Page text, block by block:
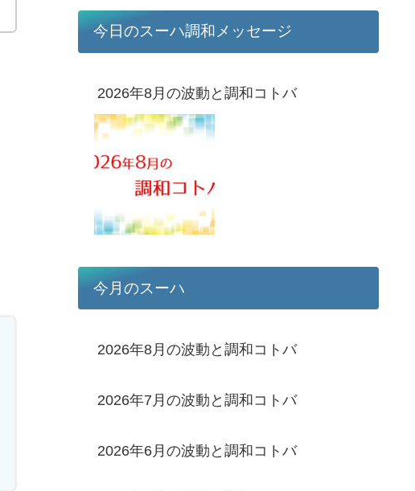
今日のスーハ調和メッセージ
2026年8月の波動と調和コトバ
今月のスーハ
2026年8月の波動と調和コトバ
2026年7月の波動と調和コトバ
2026年6月の波動と調和コトバ